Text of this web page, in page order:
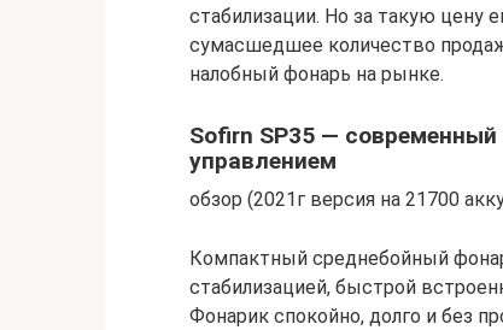
стабилизации. Но за такую цену
сумасшедшее количество
налобный фонарь на рынке.
Sofirn SP35 —
управлением
обзор (2021г версия на 21700
Компактный среднебойный
стабилизацией, быстрой
Фонарик спокойно, долго и без